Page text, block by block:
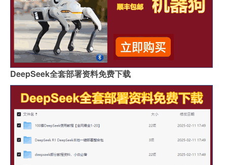
DeepSeek全套部署资料免费下载